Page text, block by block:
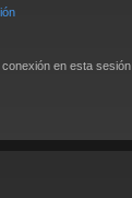
en esta sesión